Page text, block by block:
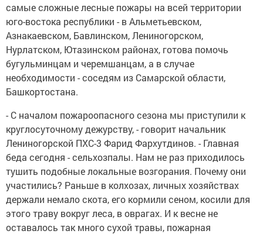
самые сложные лесные пожары на всей территории
юго-востока республики - в Альметьевском,
Азнакаевском, Бавлинском, Лениногорском,
Нурлатском, Ютазинском районах, готова помочь
бугульминцам и черемшанцам, а в случае
необходимости - соседям из Самарской области,
Башкортостана.
- C началом пожароопасного сезона мы приступили к
круглосуточному дежурству, - говорит начальник
Лениногорской ПХС-3 Фарид Фархутдинов. - Главная
беда сегодня - сельхозпалы. Нам не раз приходилось
тушить подобные локальные возгорания. Почему они
участились? Раньше в колхозах, личных хозяйствах
держали немало скота, его кормили сеном, косили для
этого траву вокруг леса, в оврагах. И к весне не
оставалось так много сухой травы, пожарная